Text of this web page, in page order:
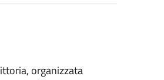
organizzata